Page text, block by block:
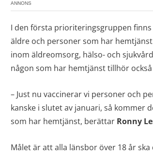
ANNONS
I den första prioriteringsgruppen
äldre och personer som har
inom äldreomsorg, hälso- och
någon som har hemtjänst tillhör
– Just nu vaccinerar vi personer och
kanske i slutet av januari, så kommer
som har hemtjänst, berättar Ronny
Målet är att alla länsbor över 18 år